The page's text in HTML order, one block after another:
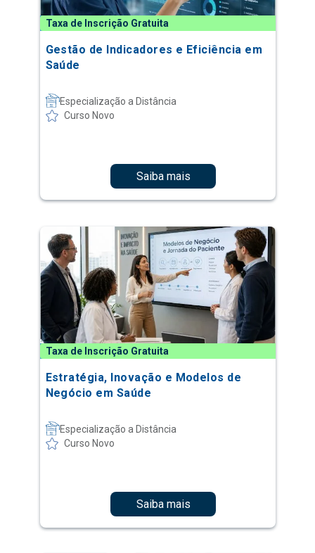
Taxa de Inscrição Gratuita
Gestão de Indicadores e Eficiência em
Saúde
Especialização a Distância
Curso Novo
Saiba mais
Taxa de Inscrição Gratuita
Estratégia, Inovação e Modelos de
Negócio em Saúde
Especialização a Distância
Curso Novo
Saiba mais